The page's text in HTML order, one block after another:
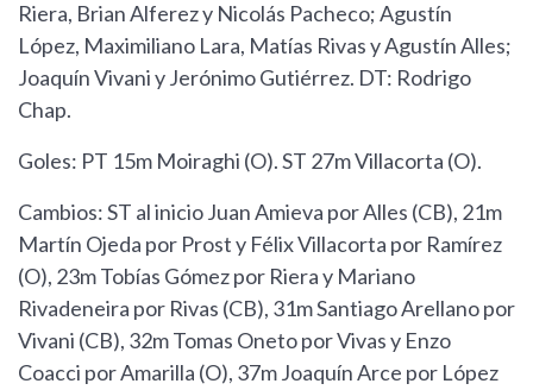
Riera, Brian Alferez y Nicolás Pacheco; Agustín
López, Maximiliano Lara, Matías Rivas y Agustín Alles;
Joaquín Vivani y Jerónimo Gutiérrez. DT: Rodrigo
Chap.
Goles: PT 15m Moiraghi (O). ST 27m Villacorta (O).
Cambios: ST al inicio Juan Amieva por Alles (CB), 21m
Martín Ojeda por Prost y Félix Villacorta por Ramírez
(O), 23m Tobías Gómez por Riera y Mariano
Rivadeneira por Rivas (CB), 31m Santiago Arellano por
Vivani (CB), 32m Tomas Oneto por Vivas y Enzo
Coacci por Amarilla (O), 37m Joaquín Arce por López